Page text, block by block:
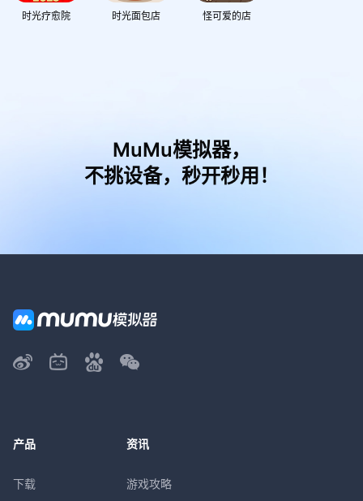
时光疗愈院 时光面包店 怪可爱的店
MuMu模拟器，
不挑设备，秒开秒用！
产品
下载
资讯
游戏攻略